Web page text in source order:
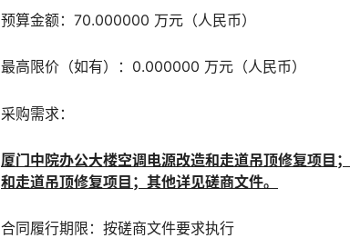
预算金额：70.000000 万元（人民币）
最高限价（如有）：0.000000 万元（人民币）
采购需求：
厦门中院办公大楼空调电源改造和走道吊顶修复项目 ；
和走道吊顶修复项目；其他详见磋商文件。
合同履行期限：按磋商文件要求执行